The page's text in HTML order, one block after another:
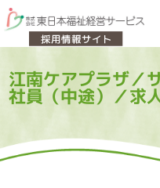
江南ケアプラザ／
社員（中途）／求